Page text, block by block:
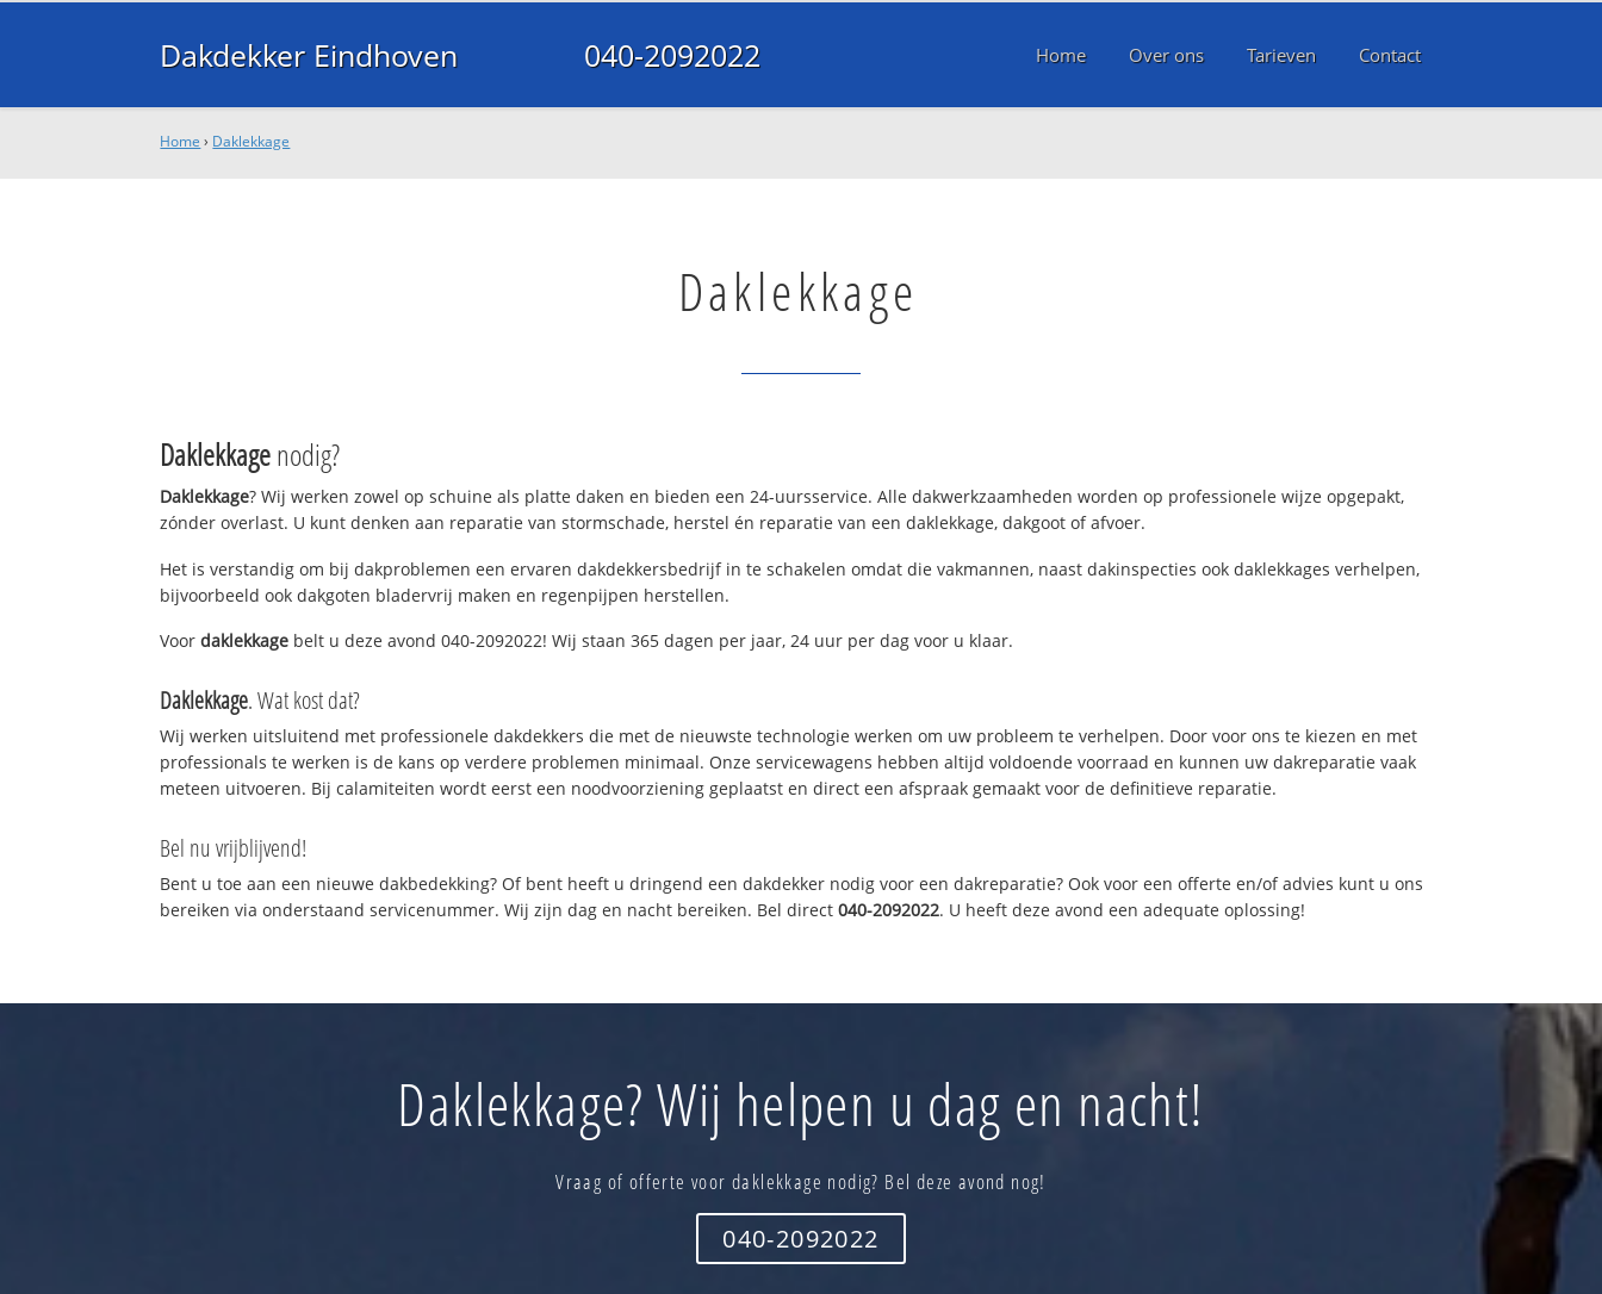
Dakdekker Eindhoven 040-2092022 Home Over ons Tarieven Contact
Home › Daklekkage
Daklekkage
Daklekkagenodig?
Daklekkage? Wij werken zowel op schuine als platte daken en bieden een 24-uursservice. Alle dakwerkzaamheden worden op professionele wijze opgepakt,
zónder overlast. U kunt denken aan reparatie van stormschade, herstel én reparatie van een daklekkage, dakgoot of afvoer.
Het is verstandig om bij dakproblemen een ervaren dakdekkersbedrijf in te schakelen omdat die vakmannen, naast dakinspecties ook daklekkages verhelpen,
bijvoorbeeld ook dakgoten bladervrij maken en regenpijpen herstellen.
Voordaklekkage belt u deze avond 040-2092022! Wij staan 365 dagen per jaar, 24 uur per dag voor u klaar.
Daklekkage. Wat kost dat?
Wij werken uitsluitend met professionele dakdekkers die met de nieuwste technologie werken om uw probleem te verhelpen. Door voor ons te kiezen en met
professionals te werken is de kans op verdere problemen minimaal. Onze servicewagens hebben altijd voldoende voorraad en kunnen uw dakreparatie vaak
meteen uitvoeren. Bij calamiteiten wordt eerst een noodvoorziening geplaatst en direct een afspraak gemaakt voor de definitieve reparatie.
Bel nu vrijblijvend!
Bent u toe aan een nieuwe dakbedekking? Of bent heeft u dringend een dakdekker nodig voor een dakreparatie? Ook voor een offerte en/of advies kunt u ons
bereiken via onderstaand servicenummer. Wij zijn dag en nacht bereiken. Bel direct040-2092022. U heeft deze avond een adequate oplossing!
Daklekkage? Wij helpen u dag en nacht!
Vraag of offerte voor daklekkage nodig? Bel deze avond nog!
040-2092022